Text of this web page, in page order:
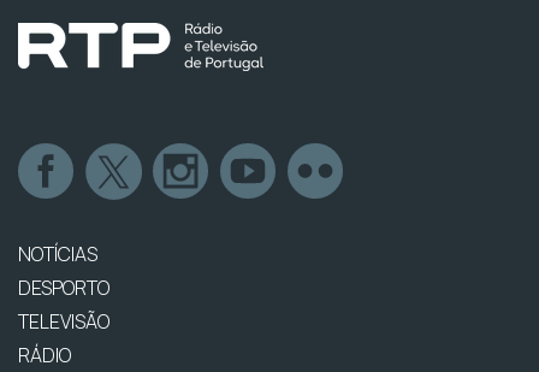
NOTÍCIAS
DESPORTO
TELEVISÃO
RÁDIO